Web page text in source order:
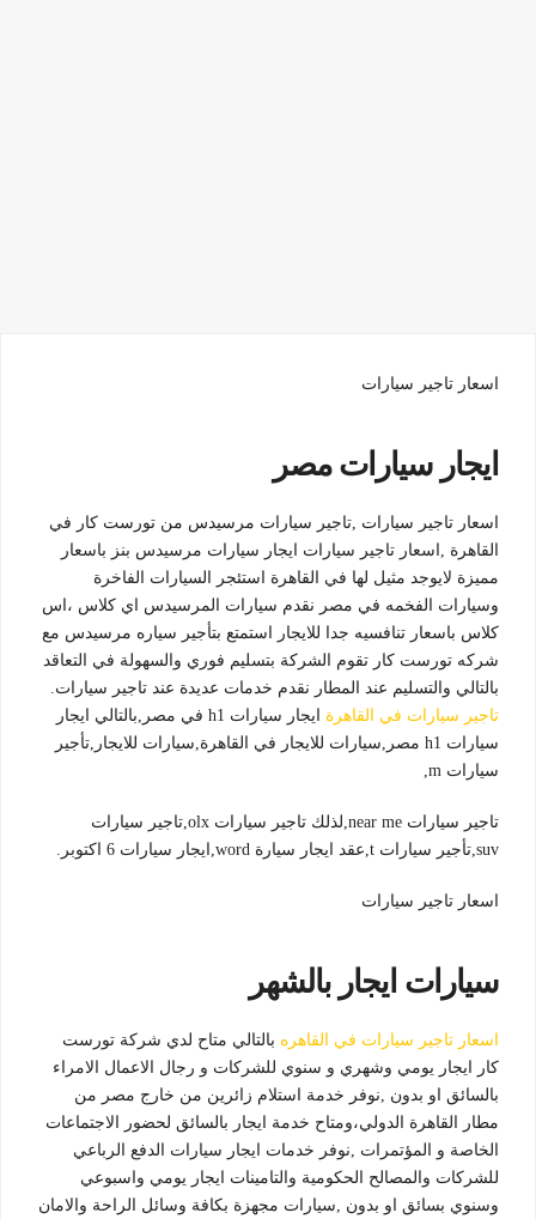
اسعار تاجير سيارات
ايجار سيارات مصر
اسعار تاجير سيارات ,تاجير سيارات مرسيدس من تورست كار في
القاهرة ,اسعار تاجير سيارات ايجار سيارات مرسيدس بنز باسعار
مميزة لايوجد مثيل لها في القاهرة استئجر السيارات الفاخرة
وسيارات الفخمه في مصر نقدم سيارات المرسيدس اي كلاس ،اس
كلاس باسعار تنافسيه جدا للايجار استمتع بتأجير سياره مرسيدس مع
شركه تورست كار تقوم الشركة بتسليم فوري والسهولة في التعاقد
بالتالي والتسليم عند المطار نقدم خدمات عديدة عند تاجير سيارات.
تاجير سيارات في القاهرة
ايجار سيارات h1 في مصر,بالتالي ايجار
سيارات h1 مصر,سيارات للايجار في القاهرة,سيارات للايجار,تأجير
سيارات m,
تاجير سيارات near me,لذلك تاجير سيارات olx,تاجير سيارات
suv,تأجير سيارات t,عقد ايجار سيارة word,ايجار سيارات 6 اكتوبر.
اسعار تاجير سيارات
سيارات ايجار بالشهر
اسعار تاجير سيارات في القاهره بالتالي متاح لدي شركة تورست
كار ايجار يومي وشهري و سنوي للشركات و رجال الاعمال الامراء
بالسائق او بدون ,نوفر خدمة استلام زائرين من خارج مصر من
مطار القاهرة الدولي،ومتاح خدمة ايجار بالسائق لحضور الاجتماعات
الخاصة و المؤتمرات ,نوفر خدمات ايجار سيارات الدفع الرباعي
للشركات والمصالح الحكومية والتامينات ايجار يومي واسبوعي
وسنوي بسائق او بدون ,سيارات مجهزة بكافة وسائل الراحة والامان